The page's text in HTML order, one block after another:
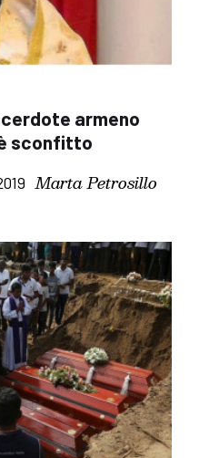
armeno
sconfitto
Marta Petrosillo